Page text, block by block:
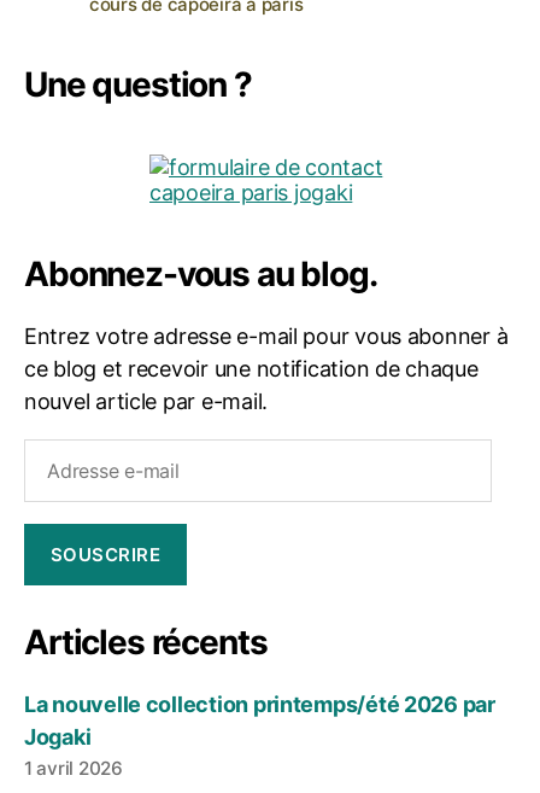
Une question ?
Abonnez-vous au blog.
Entrez votre adresse e-mail pour vous abonner à
ce blog et recevoir une notification de chaque
nouvel article par e-mail.
SOUSCRIRE
Articles récents
La nouvelle collection printemps/été 2026 par
Jogaki
1 avril 2026